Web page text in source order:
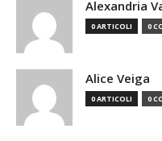
Alexandria
0 ARTICOLI 0
Alice Veiga
0 ARTICOLI 0